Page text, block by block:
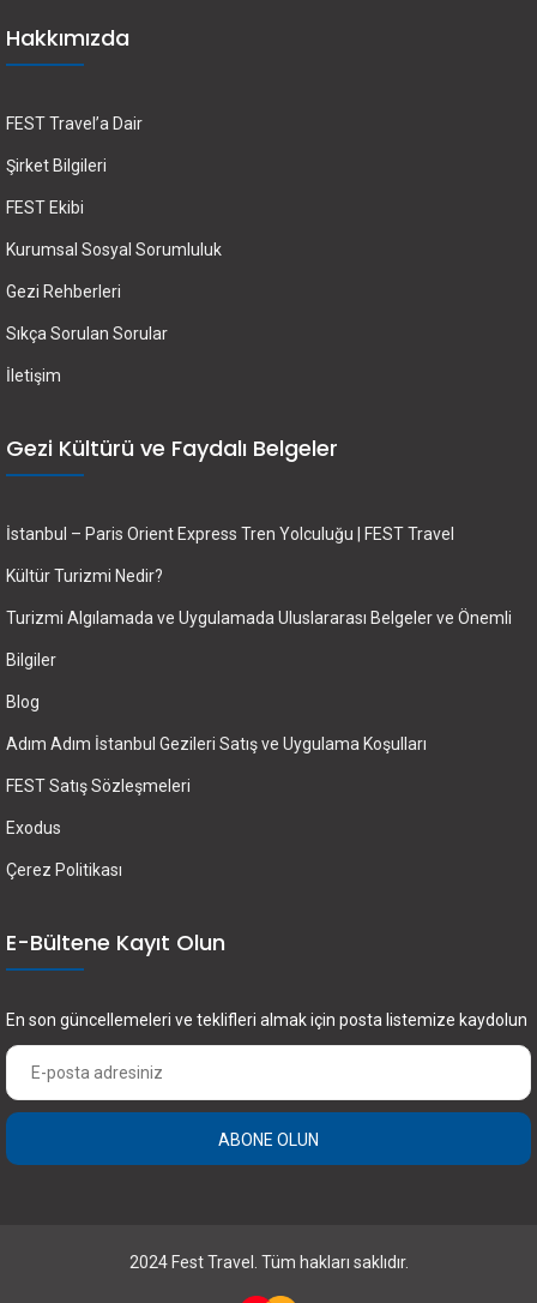
için Üye Olun.
Hakkımızda
FEST Travel’a Dair
Şirket Bilgileri
FEST Ekibi
Kurumsal Sosyal Sorumluluk
Gezi Rehberleri
Sıkça Sorulan Sorular
İletişim
Gezi Kültürü ve Faydalı Belgeler
İstanbul – Paris Orient Express Tren Yolculuğu | FEST Travel
Kültür Turizmi Nedir?
Turizmi Algılamada ve Uygulamada Uluslararası Belgeler ve Önemli
Bilgiler
Blog
Adım Adım İstanbul Gezileri Satış ve Uygulama Koşulları
FEST Satış Sözleşmeleri
Exodus
Çerez Politikası
E-Bültene Kayıt Olun
En son güncellemeleri ve teklifleri almak için posta listemize kaydolun
ABONE OLUN
2024 Fest Travel. Tüm hakları saklıdır.